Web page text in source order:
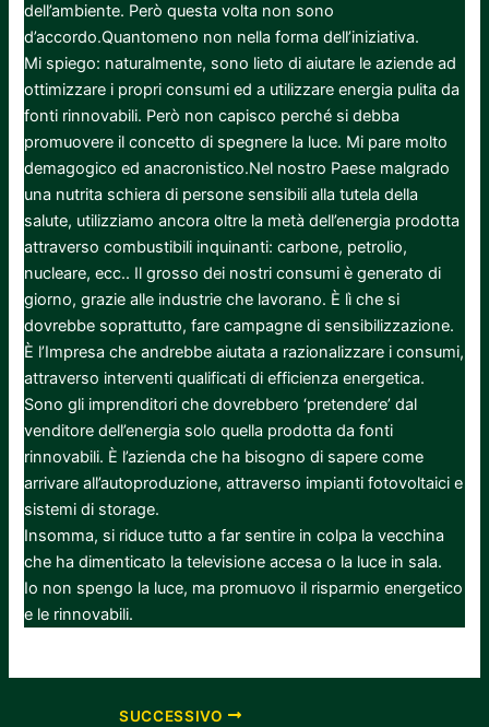
dell’ambiente. Però questa volta non sono
d’accordo.Quantomeno non nella forma dell’iniziativa.
Mi spiego: naturalmente, sono lieto di aiutare le aziende ad
ottimizzare i propri consumi ed a utilizzare energia pulita da
fonti rinnovabili. Però non capisco perché si debba
promuovere il concetto di spegnere la luce. Mi pare molto
demagogico ed anacronistico.Nel nostro Paese malgrado
una nutrita schiera di persone sensibili alla tutela della
salute, utilizziamo ancora oltre la metà dell’energia prodotta
attraverso combustibili inquinanti: carbone, petrolio,
nucleare, ecc.. Il grosso dei nostri consumi è generato di
giorno, grazie alle industrie che lavorano. È lì che si
dovrebbe soprattutto, fare campagne di sensibilizzazione.
È l’Impresa che andrebbe aiutata a razionalizzare i consumi,
attraverso interventi qualificati di efficienza energetica.
Sono gli imprenditori che dovrebbero ‘pretendere’ dal
venditore dell’energia solo quella prodotta da fonti
rinnovabili. È l’azienda che ha bisogno di sapere come
arrivare all’autoproduzione, attraverso impianti fotovoltaici e
sistemi di storage.
Insomma, si riduce tutto a far sentire in colpa la vecchina
che ha dimenticato la televisione accesa o la luce in sala.
Io non spengo la luce, ma promuovo il risparmio energetico
e le rinnovabili.
SUCCESSIVO